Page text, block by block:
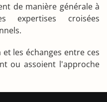
de manière générale à
expertises croisées
les échanges entre ces
ou assoient l'approche